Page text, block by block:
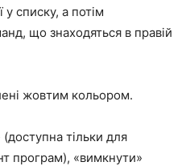
у списку, а потім
що знаходяться в правій
жовтим кольором.
тільки для
програм), «вимкнути»